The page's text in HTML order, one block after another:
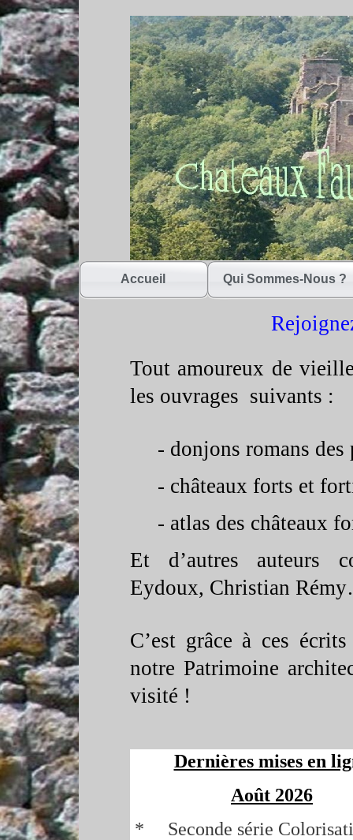
Accueil Qui Sommes-Nous ?
Tout amoureux de
les ouvrages suivants :
- donjons romans des
- châteaux forts et
- atlas des châteaux
Et d’autres auteurs
Eydoux, Christian
C’est grâce à ces
notre Patrimoine
visité !
Dernières mises en
Août 2026
* Seconde série